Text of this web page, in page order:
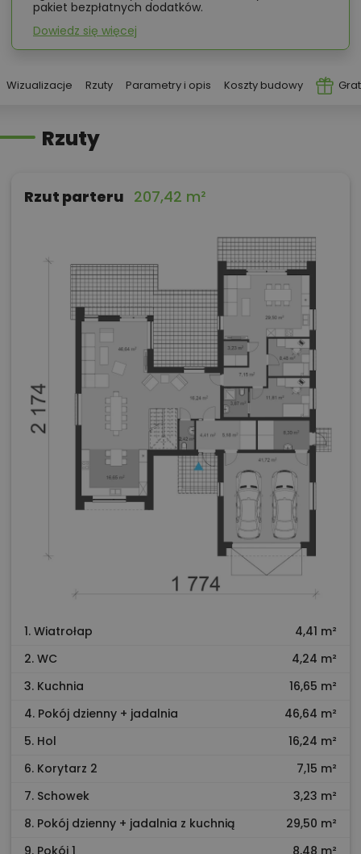
pakiet bezpłatnych dodatków.
Dowiedz się więcej
Wizualizacje Rzuty Parametry i opis Koszty budowy
Rzuty
Rzut parteru 207,42 m²
1. Wiatrołap
4,41 m²
2. WC
4,24 m²
3. Kuchnia
16,65 m²
4. Pokój dzienny + jadalnia
46,64 m²
5. Hol
16,24 m²
6. Korytarz 2
7,15 m²
7. Schowek
3,23 m²
8. Pokój dzienny + jadalnia z kuchnią
29,50 m²
9. Pokój 1
8,48 m²